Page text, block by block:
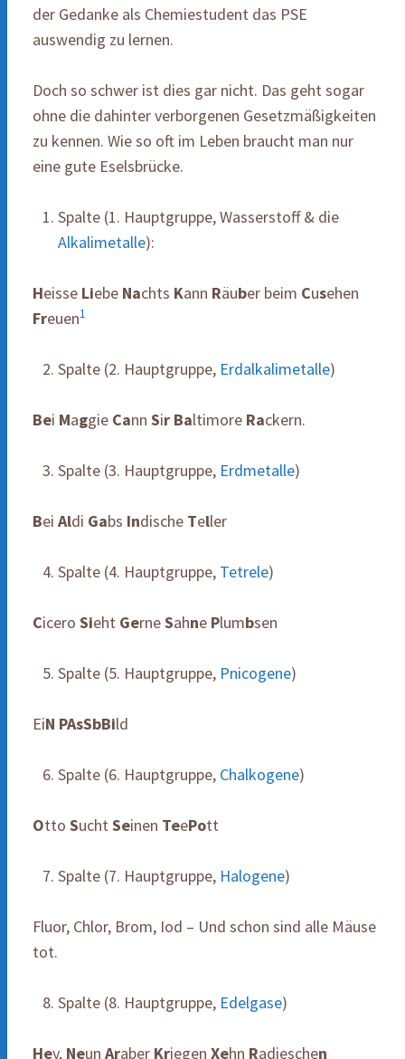
der Gedanke als Chemiestudent das PSE
auswendig zu lernen.
Doch so schwer ist dies gar nicht. Das geht sogar
ohne die dahinter verborgenen Gesetzmäßigkeiten
zu kennen. Wie so oft im Leben braucht man nur
eine gute Eselsbrücke.
Spalte (1. Hauptgruppe, Wasserstoff & die
Alkalimetalle):
Heisse Liebe Nachts Kann Räuber beim Cusehen
Freuen1
Spalte (2. Hauptgruppe, Erdalkalimetalle)
Bei Maggie Cann Sir Baltimore Rackern.
Spalte (3. Hauptgruppe, Erdmetalle)
Bei Aldi Gabs Indische Teller
Spalte (4. Hauptgruppe, Tetrele)
Cicero Sieht GerneSahne Plumbsen
Spalte (5. Hauptgruppe, Pnicogene)
EiN PAsSbBild
Spalte (6. Hauptgruppe, Chalkogene)
Otto Sucht Seinen TeePott
Spalte (7. Hauptgruppe, Halogene)
Fluor, Chlor, Brom, Iod – Und schon sind alle Mäuse
tot.
Spalte (8. Hauptgruppe, Edelgase)
Hey, Neun Araber Kriegen Xehn Radieschen